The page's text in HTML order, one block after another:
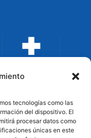
tecnologías como las
del dispositivo. El
procesar datos como
únicas en este